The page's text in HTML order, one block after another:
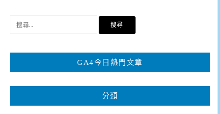
鍵
GA4今日熱門文章
分類